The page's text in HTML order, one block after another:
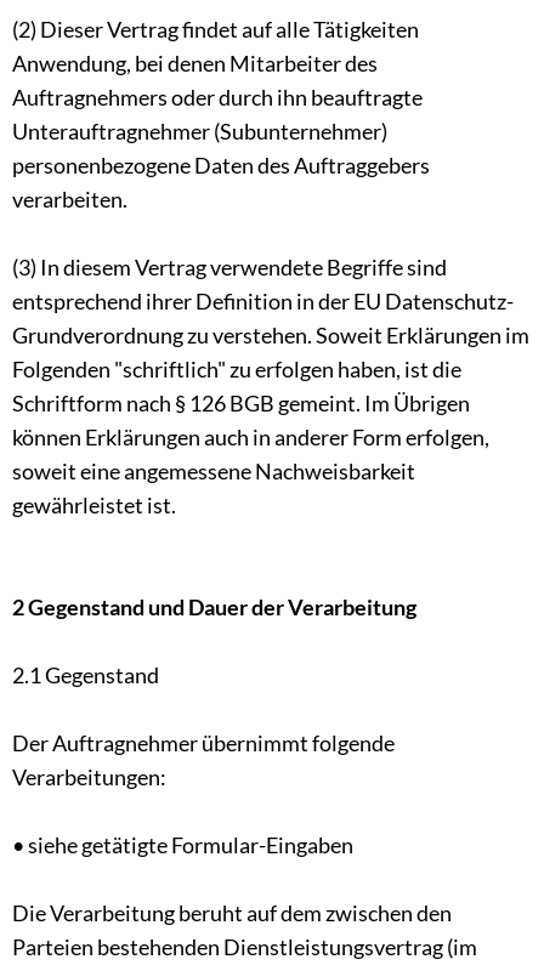
(2) Dieser Vertrag findet auf alle Tätigkeiten
Anwendung, bei denen Mitarbeiter des
Auftragnehmers oder durch ihn beauftragte
Unterauftragnehmer (Subunternehmer)
personenbezogene Daten des Auftraggebers
verarbeiten.
(3) In diesem Vertrag verwendete Begriffe sind
entsprechend ihrer Definition in der EU Datenschutz-
Grundverordnung zu verstehen. Soweit Erklärungen im
Folgenden "schriftlich" zu erfolgen haben, ist die
Schriftform nach § 126 BGB gemeint. Im Übrigen
können Erklärungen auch in anderer Form erfolgen,
soweit eine angemessene Nachweisbarkeit
gewährleistet ist.
2 Gegenstand und Dauer der Verarbeitung
2.1 Gegenstand
Der Auftragnehmer übernimmt folgende
Verarbeitungen:
• siehe getätigte Formular-Eingaben
Die Verarbeitung beruht auf dem zwischen den
Parteien bestehenden Dienstleistungsvertrag (im